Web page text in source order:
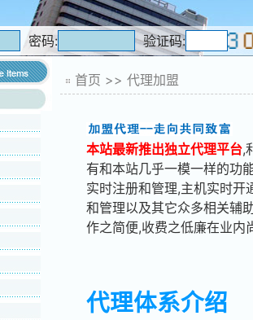
密码: 验证码:
首页 >> 代理加盟
本站最新推出独立代理平台,
有和本站几乎一模一样的功
实时注册和管理,主机实时开
和管理以及其它众多相关辅
作之简便,收费之低廉在业内
代理体系介绍